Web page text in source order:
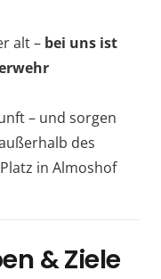
alt – bei uns ist
– und sorgen
des
in Almoshof
& Ziele